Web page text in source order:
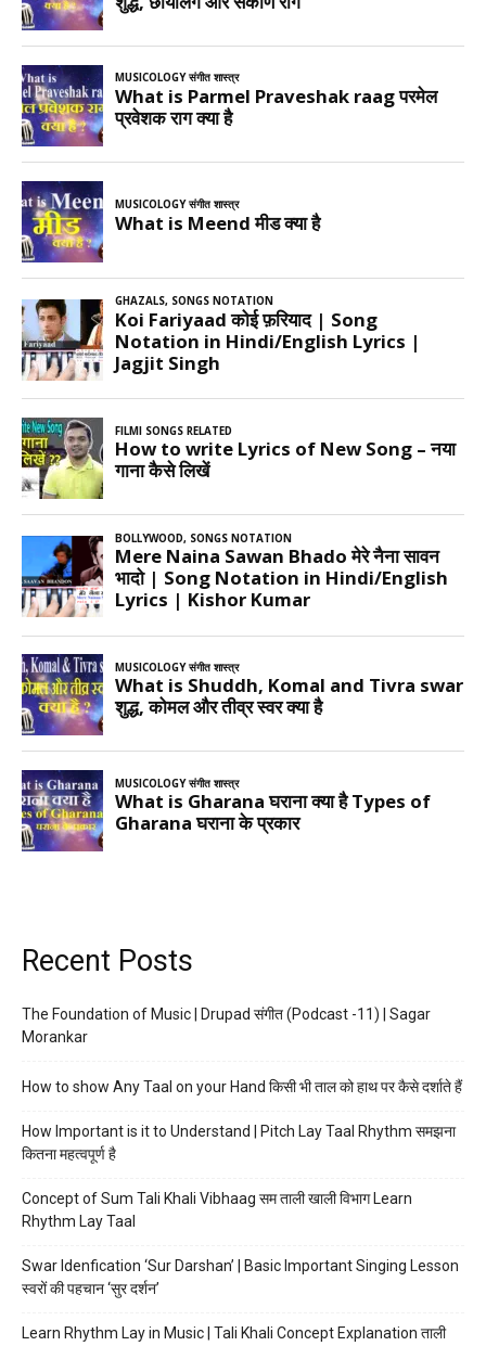
Recent Posts
The Foundation of Music | Drupad संगीत (Podcast -11) | Sagar
Morankar
How to show Any Taal on your Hand किसी भी ताल को हाथ पर कैसे दर्शाते हैं
How Important is it to Understand | Pitch Lay Taal Rhythm समझना
कितना महत्वपूर्ण है
Concept of Sum Tali Khali Vibhaag सम ताली खाली विभाग Learn
Rhythm Lay Taal
Swar Idenfication ‘Sur Darshan’ | Basic Important Singing Lesson
स्वरों की पहचान ‘सुर दर्शन’
Learn Rhythm Lay in Music | Tali Khali Concept Explanation ताली